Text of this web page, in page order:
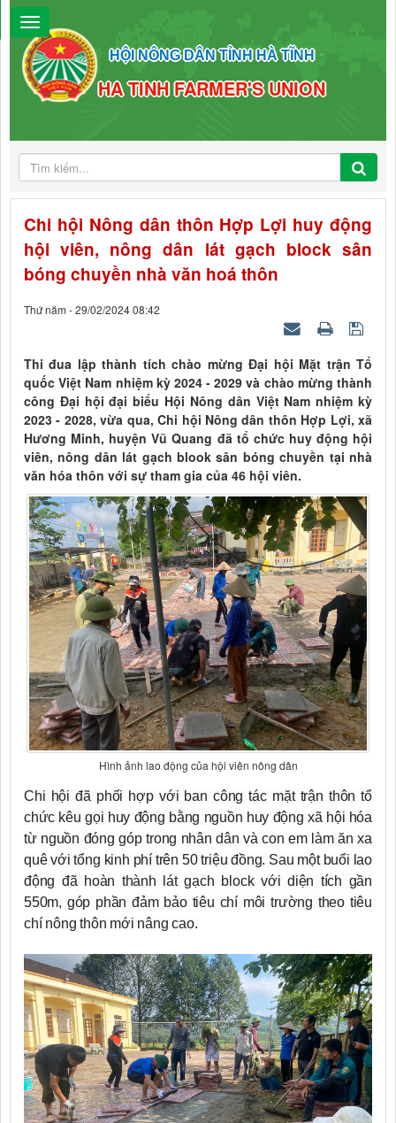
HỘI NÔNG DÂN TỈNH HÀ TĨNH
HA TINH FARMER'S UNION
Chi hội Nông dân thôn Hợp Lợi huy động
hội viên, nông dân lát gạch block sân
bóng chuyền nhà văn hoá thôn
Thứ năm - 29/02/2024 08:42
Thi đua lập thành tích chào mừng Đại hội Mặt trận Tổ
quốc Việt Nam nhiệm kỳ 2024 - 2029 và chào mừng thành
công Đại hội đại biểu Hội Nông dân Việt Nam nhiệm kỳ
2023 - 2028, vừa qua, Chi hội Nông dân thôn Hợp Lợi, xã
Hương Minh, huyện Vũ Quang đã tổ chức huy động hội
viên, nông dân lát gạch blook sân bóng chuyền tại nhà
văn hóa thôn với sự tham gia của 46 hội viên.
Hình ảnh lao động của hội viên nông dân
Chi hội đã phối hợp với ban công tác mặt trận thôn tổ
chức kêu gọi huy động bằng nguồn huy động xã hội hóa
từ nguồn đóng góp trong nhân dân và con em làm ăn xa
quê với tổng kinh phí trên 50 triệu đồng. Sau một buổi lao
động đã hoàn thành lát gạch block với diện tích gần
550m, góp phần đảm bảo tiêu chí môi trường theo tiêu
chí nông thôn mới nâng cao.